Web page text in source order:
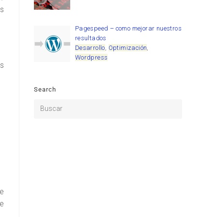
Pagespeed – como mejorar nuestros
resultados
Desarrollo, Optimización,
Wordpress
Search